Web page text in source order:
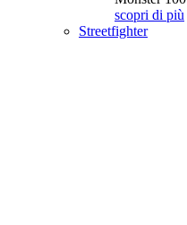
scopri di più
Streetfighter